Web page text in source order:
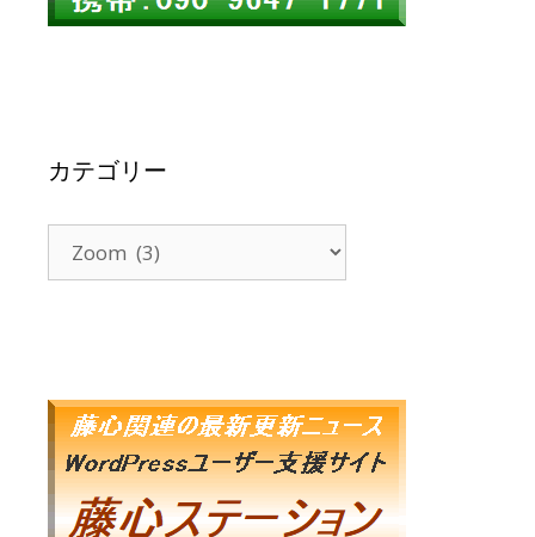
カテゴリー